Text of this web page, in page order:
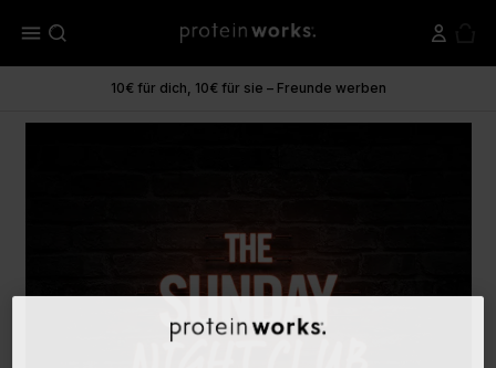
menu
10€ für dich, 10€ für sie – Freunde werben